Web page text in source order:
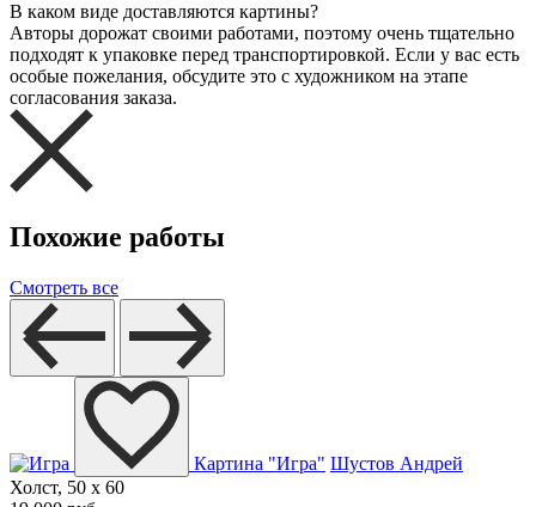
В каком виде доставляются картины?
Авторы дорожат своими работами, поэтому очень тщательно
подходят к упаковке перед транспортировкой. Если у вас есть
особые пожелания, обсудите это с художником на этапе
согласования заказа.
Похожие работы
Смотреть все
Картина "Игра" Шустов Андрей
Холст, 50 x 60